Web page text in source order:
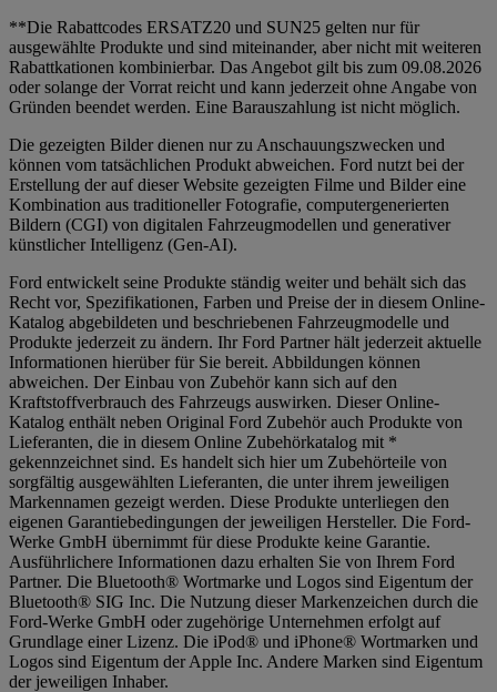
**Die Rabattcodes ERSATZ20 und SUN25 gelten nur für
ausgewählte Produkte und sind miteinander, aber nicht mit weiteren
Rabattkationen kombinierbar. Das Angebot gilt bis zum 09.08.2026
oder solange der Vorrat reicht und kann jederzeit ohne Angabe von
Gründen beendet werden. Eine Barauszahlung ist nicht möglich.
Die gezeigten Bilder dienen nur zu Anschauungszwecken und
können vom tatsächlichen Produkt abweichen. Ford nutzt bei der
Erstellung der auf dieser Website gezeigten Filme und Bilder eine
Kombination aus traditioneller Fotografie, computergenerierten
Bildern (CGI) von digitalen Fahrzeugmodellen und generativer
künstlicher Intelligenz (Gen-AI).
Ford entwickelt seine Produkte ständig weiter und behält sich das
Recht vor, Spezifikationen, Farben und Preise der in diesem Online-
Katalog abgebildeten und beschriebenen Fahrzeugmodelle und
Produkte jederzeit zu ändern. Ihr Ford Partner hält jederzeit aktuelle
Informationen hierüber für Sie bereit. Abbildungen können
abweichen. Der Einbau von Zubehör kann sich auf den
Kraftstoffverbrauch des Fahrzeugs auswirken. Dieser Online-
Katalog enthält neben Original Ford Zubehör auch Produkte von
Lieferanten, die in diesem Online Zubehörkatalog mit *
gekennzeichnet sind. Es handelt sich hier um Zubehörteile von
sorgfältig ausgewählten Lieferanten, die unter ihrem jeweiligen
Markennamen gezeigt werden. Diese Produkte unterliegen den
eigenen Garantiebedingungen der jeweiligen Hersteller. Die Ford-
Werke GmbH übernimmt für diese Produkte keine Garantie.
Ausführlichere Informationen dazu erhalten Sie von Ihrem Ford
Partner. Die Bluetooth® Wortmarke und Logos sind Eigentum der
Bluetooth® SIG Inc. Die Nutzung dieser Markenzeichen durch die
Ford-Werke GmbH oder zugehörige Unternehmen erfolgt auf
Grundlage einer Lizenz. Die iPod® und iPhone® Wortmarken und
Logos sind Eigentum der Apple Inc. Andere Marken sind Eigentum
der jeweiligen Inhaber.